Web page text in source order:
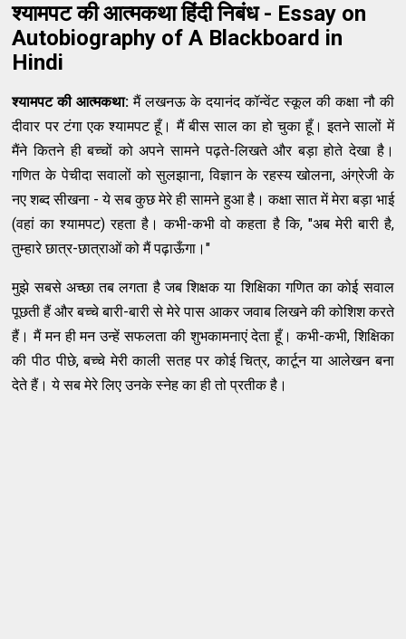
श्यामपट की आत्मकथा हिंदी निबंध - Essay on
Autobiography of A Blackboard in
Hindi
श्यामपट की आत्मकथा: मैं लखनऊ के दयानंद कॉन्वेंट स्कूल की कक्षा नौ की
दीवार पर टंगा एक श्यामपट हूँ। मैं बीस साल का हो चुका हूँ। इतने सालों में
मैंने कितने ही बच्चों को अपने सामने पढ़ते-लिखते और बड़ा होते देखा है।
गणित के पेचीदा सवालों को सुलझाना, विज्ञान के रहस्य खोलना, अंग्रेजी के
नए शब्द सीखना - ये सब कुछ मेरे ही सामने हुआ है। कक्षा सात में मेरा बड़ा भाई
(वहां का श्यामपट) रहता है। कभी-कभी वो कहता है कि, "अब मेरी बारी है,
तुम्हारे छात्र-छात्राओं को मैं पढ़ाऊँगा।"
मुझे सबसे अच्छा तब लगता है जब शिक्षक या शिक्षिका गणित का कोई सवाल
पूछती हैं और बच्चे बारी-बारी से मेरे पास आकर जवाब लिखने की कोशिश करते
हैं। मैं मन ही मन उन्हें सफलता की शुभकामनाएं देता हूँ। कभी-कभी, शिक्षिका
की पीठ पीछे, बच्चे मेरी काली सतह पर कोई चित्र, कार्टून या आलेखन बना
देते हैं। ये सब मेरे लिए उनके स्नेह का ही तो प्रतीक है।